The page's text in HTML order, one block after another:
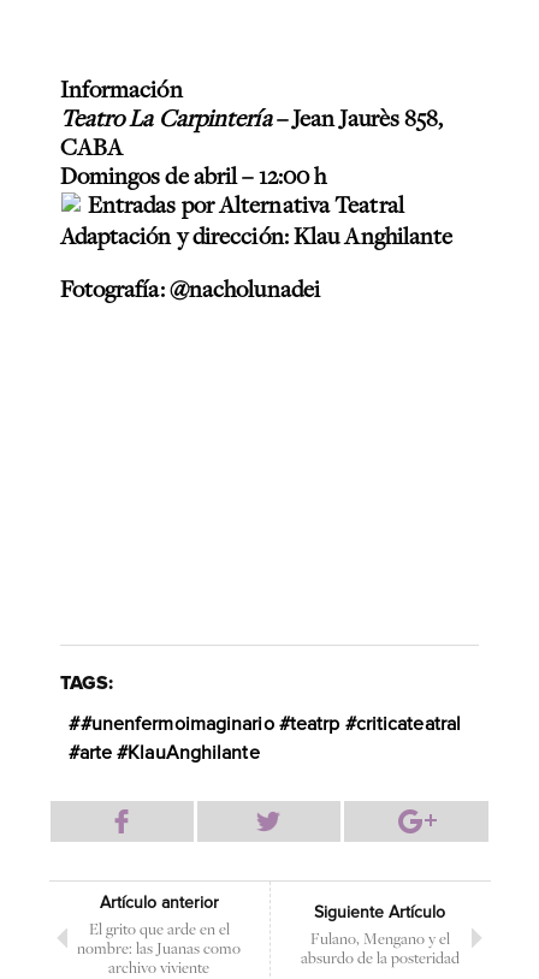
Información
Teatro La Carpintería– Jean Jaurès 858,
CABA
Domingos de abril – 12:00 h
Entradas por Alternativa Teatral
Adaptación y dirección: Klau Anghilante
Fotografía: @nacholunadei
TAGS:
#unenfermoimaginario #teatrp #criticateatral
#arte #KlauAnghilante
Artículo anterior
El grito que arde en el
nombre: las Juanas como
archivo viviente
Siguiente Artículo
Fulano, Mengano y el
absurdo de la posteridad